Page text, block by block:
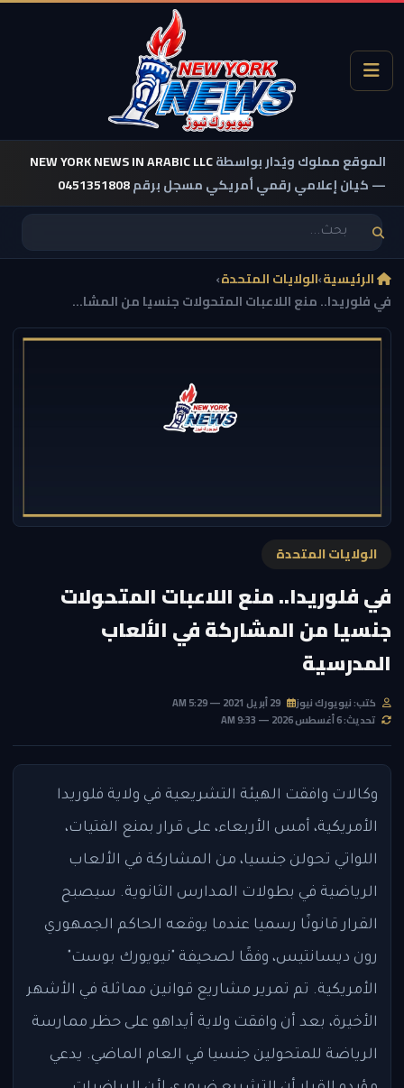
الموقع مملوك ويُدار بواسطةNEW YORK NEWS IN ARABIC LLC
— كيان إعلامي رقمي أمريكي مسجل برقم0451351808
الرئيسية›الولايات المتحدة›
في فلوريدا.. منع اللاعبات المتحولات جنسيا من المشا...
الولايات المتحدة
في فلوريدا.. منع اللاعبات المتحولات
جنسيا من المشاركة في الألعاب
المدرسية
كتب: نيويورك نيوز
تحديث: 6 أغسطس 2026 — 9:33 AM
وكالات وافقت الهيئة التشريعية في ولاية فلوريدا
الأمريكية، أمس الأربعاء، على قرار بمنع الفتيات،
اللواتي تحولن جنسيا، من المشاركة في الألعاب
الرياضية في بطولات المدارس الثانوية. سيصبح
القرار قانونًا رسميا عندما يوقعه الحاكم الجمهوري
رون ديسانتيس، وفقًا لصحيفة "نيويورك بوست"
الأمريكية. تم تمرير مشاريع قوانين مماثلة في الأشهر
الأخيرة، بعد أن وافقت ولاية أيداهو على حظر ممارسة
الرياضة للمتحولين جنسيا في العام الماضي. يدعي